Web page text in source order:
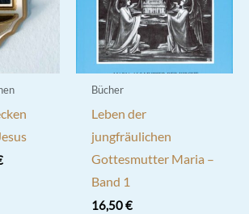
der
Produktseite
gewählt
werden
Aktueller
Bücher
Leben der
jungfräulichen
Gottesmutter Maria –
Band 1
16,50€